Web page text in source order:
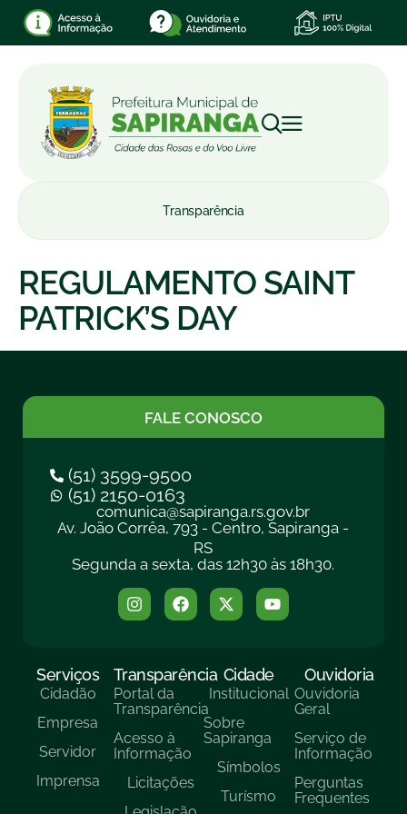
Transparência
REGULAMENTO SAINT
PATRICK’S DAY
FALE CONOSCO
(51) 3599-9500
(51) 2150-0163
comunica@sapiranga.rs.gov.br
Av. João Corrêa, 793 - Centro, Sapiranga -
RS
Segunda a sexta, das 12h30 às 18h30.
Serviços
Cidadão
Empresa
Servidor
Imprensa
Transparência
Portal da
Transparência
Acesso à
Informação
Licitações
Cidade
Institucional
Sobre
Sapiranga
Símbolos
Turísmo
Ouvidoria
Ouvidoria
Geral
Serviço de
Informação
Perguntas
Frequentes